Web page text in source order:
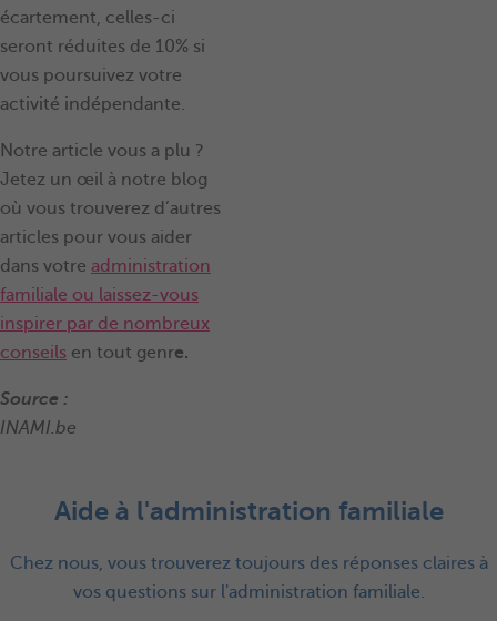
écartement, celles-ci
seront réduites de 10% si
vous poursuivez votre
activité indépendante.
Notre article vous a plu ?
Jetez un œil à notre blog
où vous trouverez d’autres
articles pour vous aider
dans votre administration
familiale ou laissez-vous
inspirer par de nombreux
conseils en tout genre.
Source :
INAMI.be
Aide à l'administration familiale
Chez nous, vous trouverez toujours des réponses claires à
vos questions sur l'administration familiale.